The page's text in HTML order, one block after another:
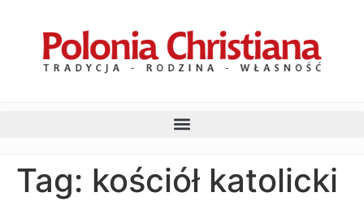
Tag: kościół katolicki